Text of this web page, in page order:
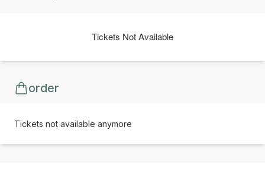
Tickets Not Available
order
Tickets not available anymore